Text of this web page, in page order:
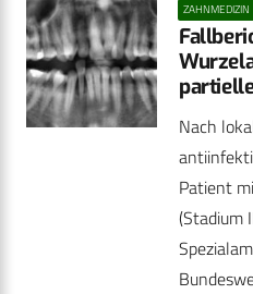
ZAHNMEDIZIN
Nach
Patient
(Stadium